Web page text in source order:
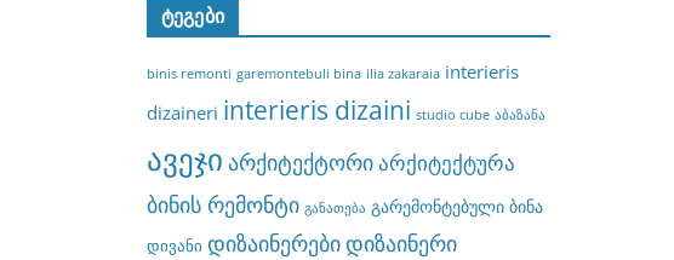
ტეგები
binis remonti garemontebuli bina ilia zakaraia interieris
dizaineri interieris dizaini studio cube აბაზანა
ავეჯი არქიტექტორიარქიტექტურა
ბინის რემონტი განათება გარემონტებული ბინა
დივანი დიზაინერებიდიზაინერი